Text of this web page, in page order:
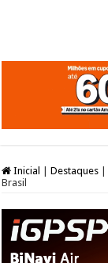
Inicial Destaques
Brasil